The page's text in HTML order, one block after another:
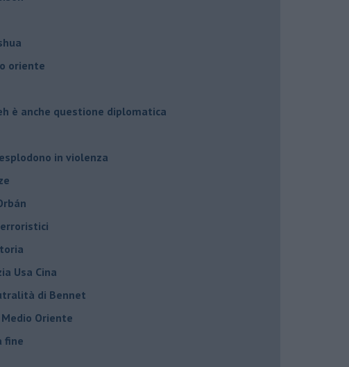
oriente
è anche questione diplomatica
in violenza
Usa Cina
di Bennet
Oriente
fine